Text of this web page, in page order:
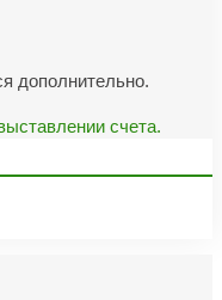
дополнительно.
счета.